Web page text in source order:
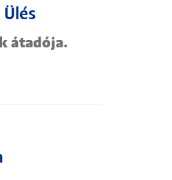
átadója.